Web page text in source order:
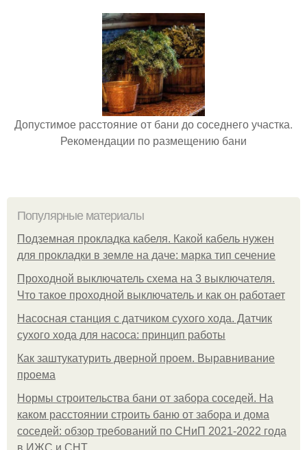
Допустимое расстояние от бани до соседнего участка.
Рекомендации по размещению бани
Популярные материалы
Подземная прокладка кабеля. Какой кабель нужен
для прокладки в земле на даче: марка тип сечение
Проходной выключатель схема на 3 выключателя.
Что такое проходной выключатель и как он работает
Насосная станция с датчиком сухого хода. Датчик
сухого хода для насоса: принцип работы
Как заштукатурить дверной проем. Выравнивание
проема
Нормы строительства бани от забора соседей. На
каком расстоянии строить баню от забора и дома
соседей: обзор требований по СНиП 2021-2022 года